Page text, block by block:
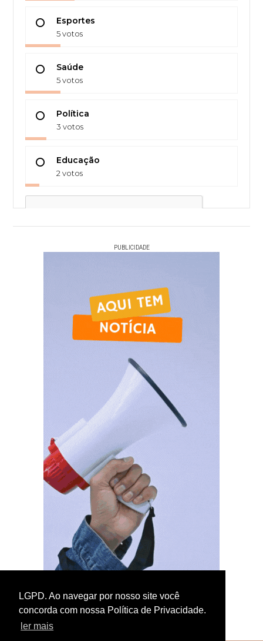
LGPD. Ao navegar por nosso site você
concorda com nossa Política de Privacidade.
ler mais
Esportes
5 votos
Saúde
5 votos
Política
3 votos
Educação
2 votos
PUBLICIDADE